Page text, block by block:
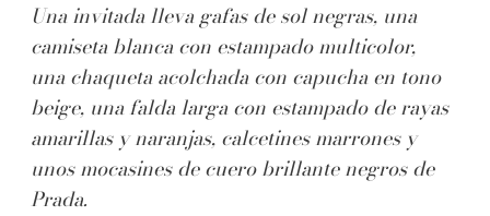
Una invitada lleva gafas de sol negras, una
camiseta blanca con estampado multicolor,
una chaqueta acolchada con capucha en tono
beige, una falda larga con estampado de rayas
amarillas y naranjas, calcetines marrones y
unos mocasines de cuero brillante negros de
Prada.